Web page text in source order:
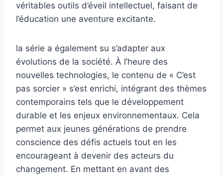
véritables outils d’éveil intellectuel, faisant de
l’éducation une aventure excitante.
la série a également su s’adapter aux
évolutions de la société. À l’heure des
nouvelles technologies, le contenu de « C’est
pas sorcier » s’est enrichi, intégrant des thèmes
contemporains tels que le développement
durable et les enjeux environnementaux. Cela
permet aux jeunes générations de prendre
conscience des défis actuels tout en les
encourageant à devenir des acteurs du
changement. En mettant en avant des